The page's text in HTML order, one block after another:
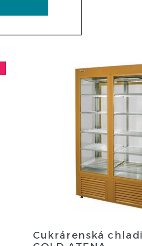
Cukrárenská